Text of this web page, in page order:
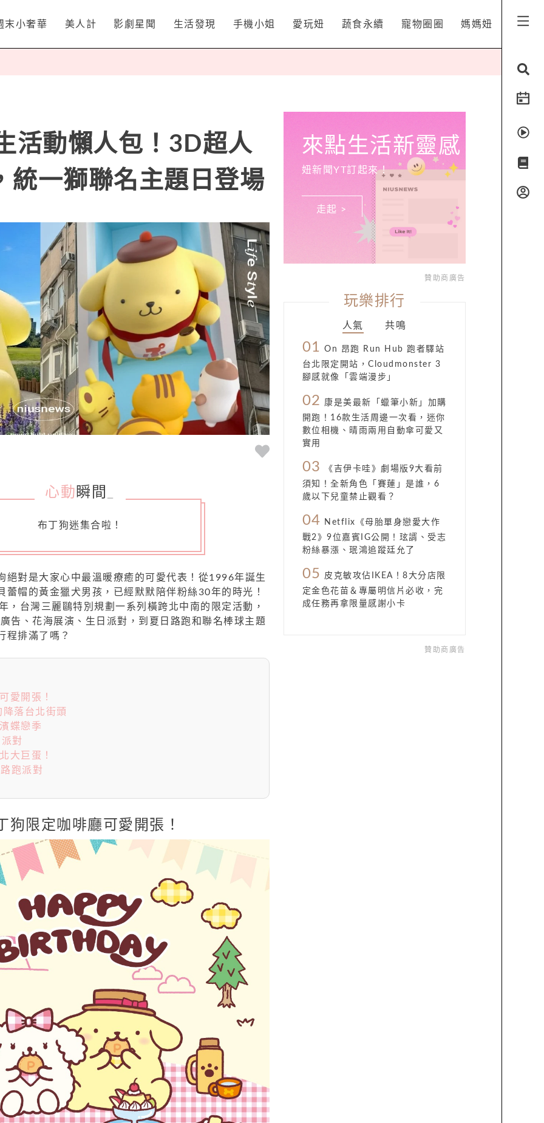
末小奢華 美人計 影劇星聞 生活發現 手機小姐 愛玩妞 蔬食永續 寵物圈圈 媽媽妞
活動懶人包！3D超人
統一獅聯名主題日登場
心動 瞬間
布丁狗迷集合啦！
絕對是大家心中最溫暖療癒的可愛代表！從1996年誕生
蕾帽的黃金獵犬男孩，已經默默陪伴粉絲30年的時光！
，台灣三麗鷗特別規劃一系列橫跨北中南的限定活動，
告、花海展演、生日派對，到夏日路跑和聯名棒球主題
程排滿了嗎？
愛開張！
落台北街頭
蝶戀季
對
大巨蛋！
跑派對
狗限定咖啡廳可愛開張！
來點生活新靈感
妞新聞YT訂起來！
走起 >
贊助商廣告
玩樂排行
人氣 共鳴
01 On 昂跑 Run Hub 跑者驛站
台北限定開站，Cloudmonster 3
腳感就像「雲端漫步」
02
康是美最新「蠟筆小新」加購
開跑！16款生活周邊一次看，迷你
數位相機、晴雨兩用自動傘可愛又
實用
03
《吉伊卡哇》劇場版9大看前
須知！全新角色「賽蓮」是誰，6
歲以下兒童禁止觀看？
04
Netflix《母胎單身戀愛大作
戰2》9位嘉賓IG公開！玹諝、受志
粉絲暴漲、珉鴻追蹤廷允了
05
皮克敏攻佔IKEA！8大分店限
定金色花苗＆專屬明信片必收，完
成任務再拿限量感謝小卡
贊助商廣告